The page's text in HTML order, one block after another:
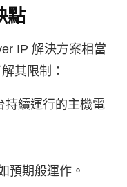
點
IP 解決方案相當
其限制：
持續運行的主機電
預期般運作。